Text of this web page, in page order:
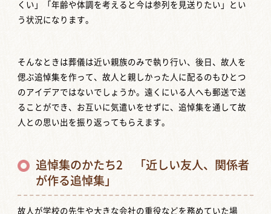
くい」「年齢や体調を考えると今は参列を見送りたい」とい
う状況になります。
そんなときは葬儀は近い親族のみで執り行い、後日、故人を
偲ぶ追悼集を作って、故人と親しかった人に配るのもひとつ
のアイデアではないでしょうか。遠くにいる人へも郵送で送
ることができ、お互いに気遣いをせずに、追悼集を通して故
人との思い出を振り返ってもらえます。
追悼集のかたち2 「近しい友人、関係者
が作る追悼集」
故人が学校の先生や大きな会社の重役などを務めていた場